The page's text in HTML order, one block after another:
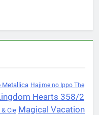
Metallica Hajime no Ippo The
Hearts 358/2
Cie Magical Vacation